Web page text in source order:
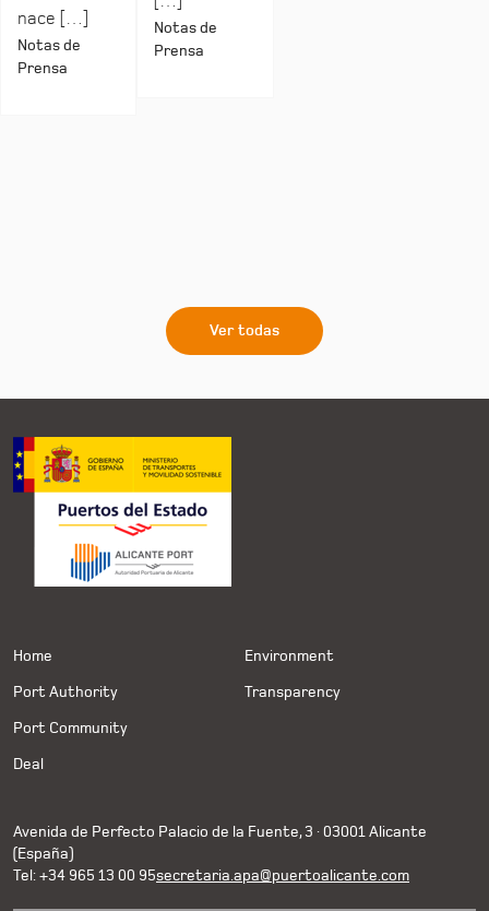
nace […]
Notas de
Prensa
Notas de
Prensa
Ver todas
Home
Port Authority
Port Community
Deal
Environment
Transparency
Avenida de Perfecto Palacio de la Fuente, 3 · 03001 Alicante
(España)
Tel: +34 965 13 00 95secretaria.apa@puertoalicante.com